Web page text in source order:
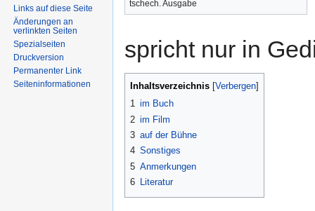
tschech. Ausgabe
spricht nur in
Inhaltsverzeichnis
1 im Buch
2 im Film
3 auf der Bühne
4 Sonstiges
5 Anmerkungen
6 Literatur
Links auf diese Seite
Änderungen an
verlinkten Seiten
Spezialseiten
Druckversion
Permanenter Link
Seiten­informationen